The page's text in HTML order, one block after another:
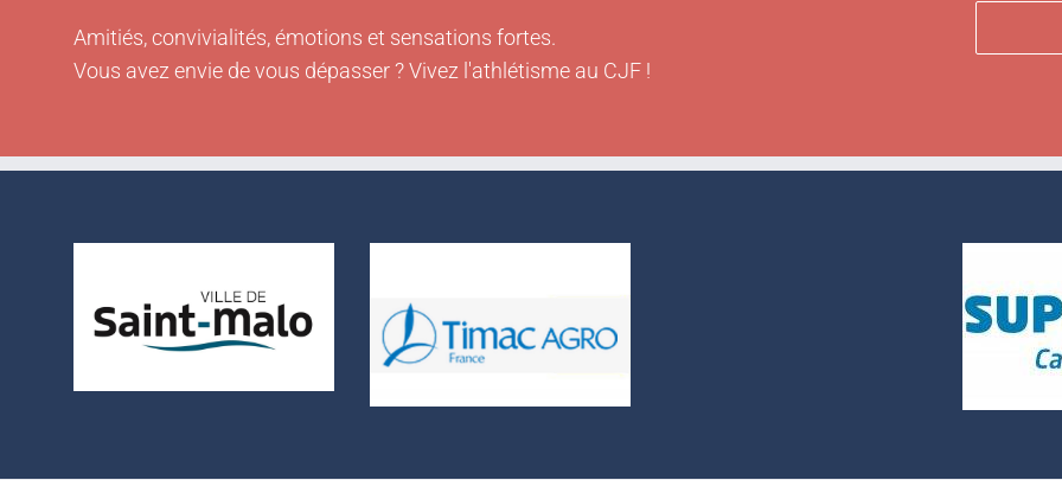
Amitiés, convivialités, émotions et sensations fortes.
Vous avez envie de vous dépasser ? Vivez l'athlétisme au CJF !